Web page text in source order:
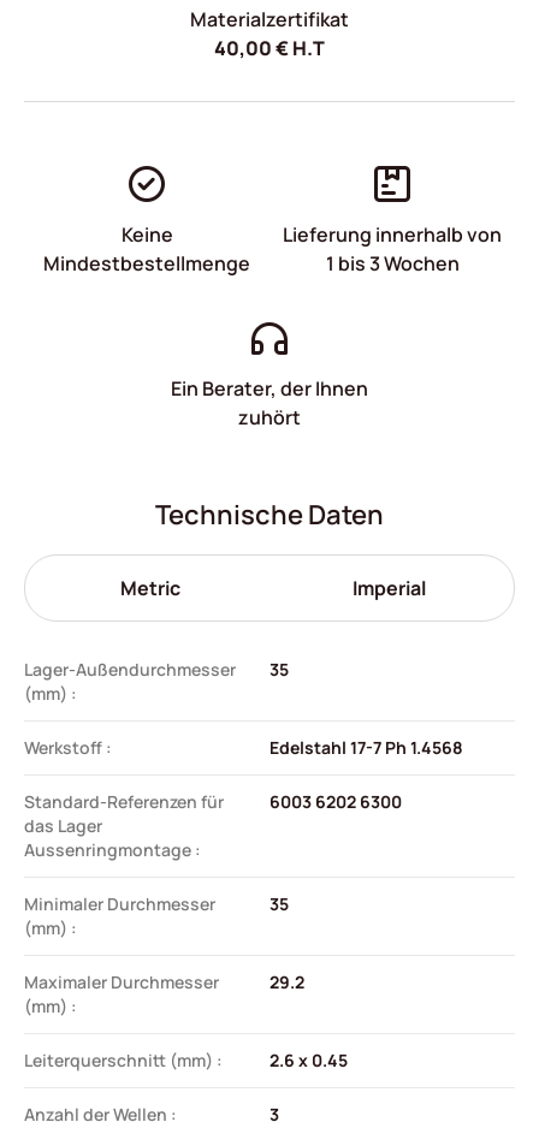
Materialzertifikat
40,00€H.T
Keine
Mindestbestellmenge
Lieferung innerhalb von
1 bis 3 Wochen
Ein Berater, der Ihnen
zuhört
Technische Daten
Metric Imperial
Lager-Außendurchmesser
(mm) :
35
Werkstoff : Edelstahl 17-7 Ph 1.4568
Standard-Referenzen für
das Lager
Aussenringmontage :
6003 6202 6300
Minimaler Durchmesser
(mm) :
35
Maximaler Durchmesser
(mm) :
29.2
Leiterquerschnitt (mm) : 2.6 x 0.45
Anzahl der Wellen : 3